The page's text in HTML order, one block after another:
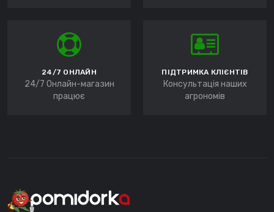
24/7 ОНЛАЙН
24/7 Онлайн-магазин
працює
ПІДТРИМКА КЛІЄНТІВ
Консультація наших
агрономів